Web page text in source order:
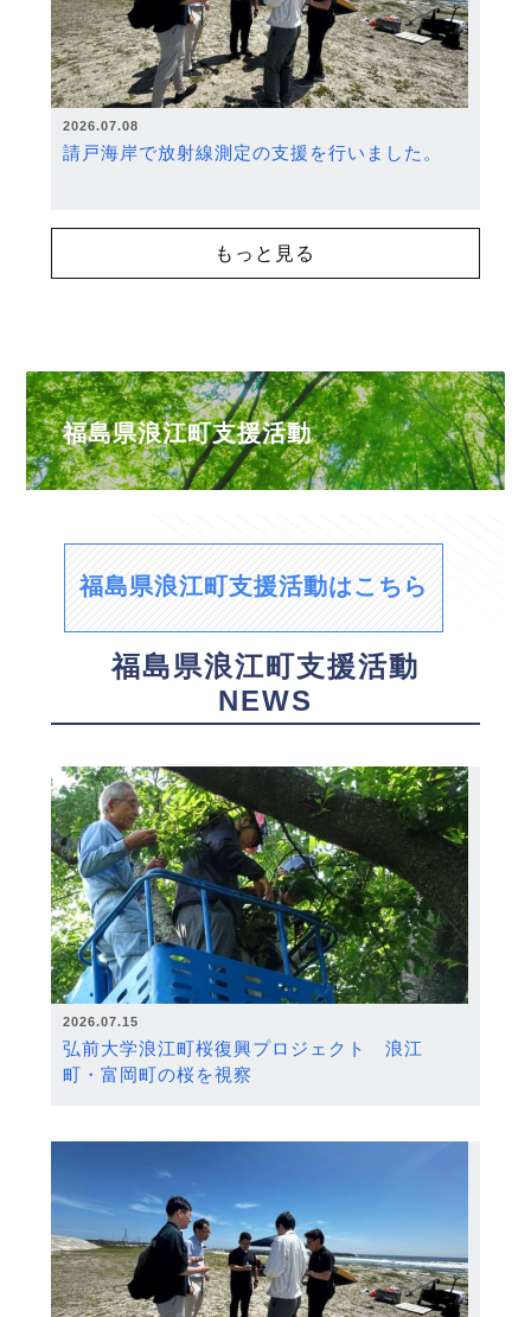
2026.07.08
請戸海岸で放射線測定の支援を行いました。
もっと見る
福島県浪江町支援活動
福島県浪江町支援活動はこちら
福島県浪江町支援活動
NEWS
2026.07.15
弘前大学浪江町桜復興プロジェクト 浪江
町・富岡町の桜を視察